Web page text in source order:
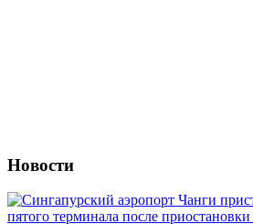
Новости